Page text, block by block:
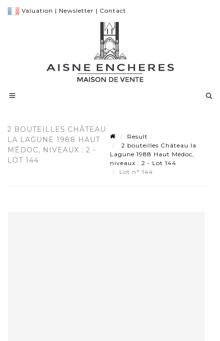
Valuation | Newsletter | Contact
2 BOUTEILLES CHÂTEAU
LA LAGUNE 1988 HAUT
MÉDOC, NIVEAUX : 2 -
LOT 144
Result
2 bouteilles Château la
Lagune 1988 Haut Médoc,
niveaux : 2 - Lot 144
Lot n° 144